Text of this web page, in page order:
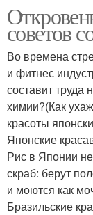
советов
Во времена
и фитнес
составит труда
химии?(Как
красоты
Японские
Рис в Японии
скраб: берут
и моются как
Бразильские